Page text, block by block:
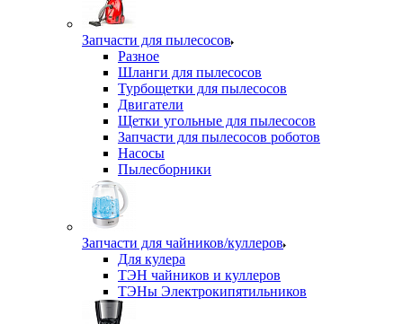
Запчасти для пылесосов
Разное
Шланги для пылесосов
Турбощетки для пылесосов
Двигатели
Щетки угольные для пылесосов
Запчасти для пылесосов роботов
Насосы
Пылесборники
Запчасти для чайников/куллеров
Для кулера
ТЭН чайников и куллеров
ТЭНы Электрокипятильников